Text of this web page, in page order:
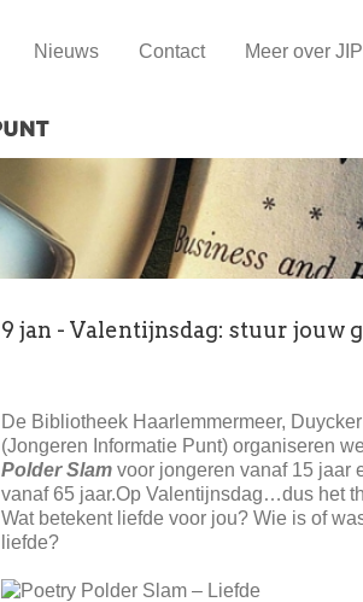
Nieuws Contact Meer over JIP
9 jan - Valentijnsdag: stuur jouw
De Bibliotheek Haarlemmermeer,
(Jongeren Informatie Punt) organiseren
Polder Slamvoor jongeren vanaf 15 jaar
vanaf 65 jaar.Op Valentijnsdag…dus het
Wat betekent liefde voor jou? Wie is of
liefde?